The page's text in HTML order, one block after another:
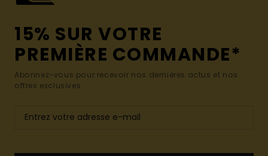
15% SUR VOTRE
PREMIÈRE COMMANDE*
Abonnez-vous pour recevoir nos dernières actus et nos
offres exclusives.